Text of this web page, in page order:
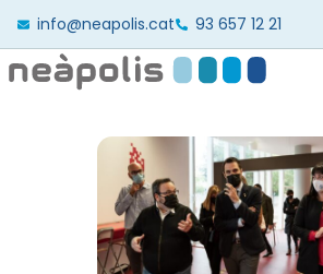
info@neapolis.cat 93 657 12 21